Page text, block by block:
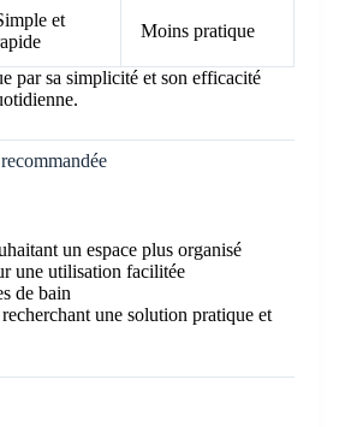
et
Moins pratique
par sa simplicité et son efficacité
un espace plus organisé
une utilisation facilitée
de bain
une solution pratique et